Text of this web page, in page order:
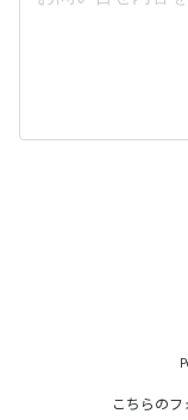
こちらの